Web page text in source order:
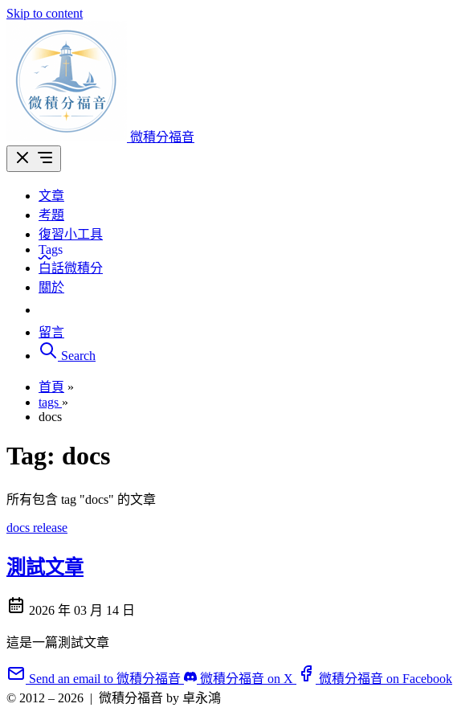
Skip to content
微積分福音
文章
考題
復習小工具
Tags
白話微積分
關於
留言
Search
首頁 »
tags »
docs
Tag: docs
所有包含 tag "docs" 的文章
docs release
測試文章
2026 年 03 月 14 日
這是一篇測試文章
Send an email to 微積分福音 微積分福音 on X
微積分福音 on Facebook
© 2012 – 2026 | 微積分福音 by 卓永鴻